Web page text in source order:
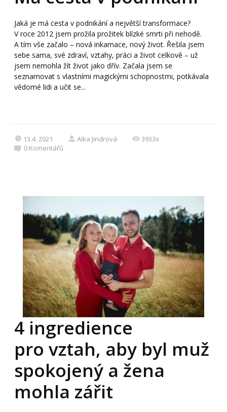
Jaká je má cesta v podnikání a největší transformace?
V roce 2012 jsem prožila prožitek blízké smrti při nehodě.
A tím vše začalo – nová inkarnace, nový život. Řešila jsem
sebe sama, své zdraví, vztahy, práci a život celkově – už
jsem nemohla žít život jako dřív. Začala jsem se
seznamovat s vlastními magickými schopnostmi, potkávala
vědomé lidi a učit se...
13.4. 2021 Aika Jindrová
3933x
0 Komentářů
4 ingredience
pro vztah, aby byl muž
spokojený a žena
mohla zářit